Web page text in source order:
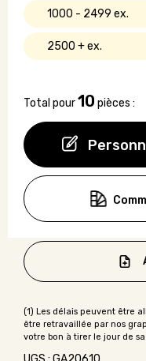
1000 - 2499
2500 +
Total pour10 pièces :